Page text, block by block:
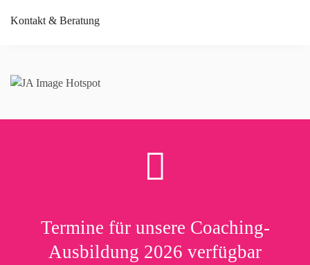
Kontakt & Beratung
Termine für unsere Coaching-
Ausbildung 2026 verfügbar